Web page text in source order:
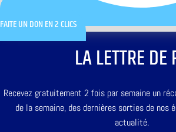
FAITE UN DON EN 2 CLICS
LA LETTRE DE
Recevez gratuitement 2 fois par semaine un
de la semaine, des dernières sorties de nos
actualité.